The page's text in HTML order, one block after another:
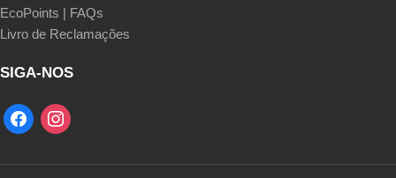
EcoPoints | FAQs
Livro de Reclamações
SIGA-NOS